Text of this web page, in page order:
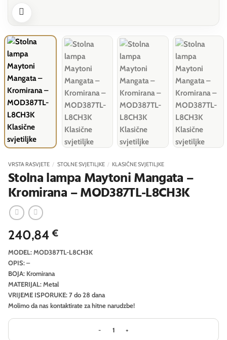
VRSTA RASVJETE / STOLNE SVJETILJKE / KLASIČNE SVJETILJKE
Stolna lampa Maytoni Mangata –
Kromirana – MOD387TL-L8CH3K
240,84€
MODEL: MOD387TL-L8CH3K
OPIS: –
BOJA: Kromirana
MATERIJAL: Metal
VRIJEME ISPORUKE: 7 do 28 dana
Molimo da nas kontaktirate za hitne narudzbe!
Stolna lampa Maytoni Mangata -